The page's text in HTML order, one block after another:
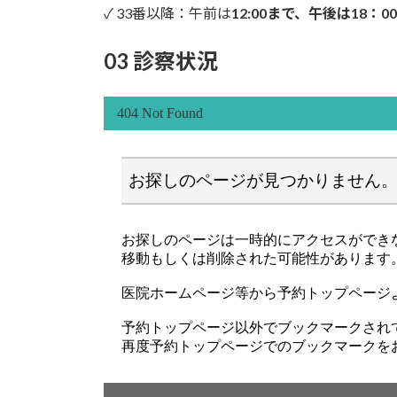
✓ 33番以降：午前は12:00まで、午後は18：
03 診察状況